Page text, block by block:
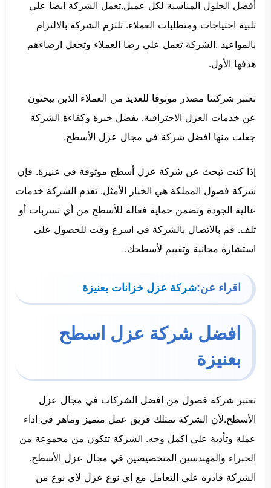
أفضل الحلول المناسبة لكل عميل.تعمل الشركة ايضا علي
تلبية احتياجات ومتطلبات العملاء. تلتزم الشركة بالالتزام
بالمواعيد .الشركة تعمل علي رضا العملاء وتجعل ارضاءهم
هدفها الأول.
تعتبر شركتنا مصدر موثوقا للعديد من العملاء الذين يبحثون
عن خدمات العزل الاحترافية. بفضل خبرة وكفاءة الشركة
جعلت منها افضل شركة في مجال عزل الأسطح.
إذا كنت تبحث عن شركة عزل أسطح موثوقة في عنيزة. فإن
شركة فصول المملكة هي الخيار الأمثل. تقدم الشركة خدمات
عالية الجودة وتضمن حماية فعالة للأسطح من أي تسربات أو
تلف. قم بالاتصال بالشركة في اسرع وقت للحصول على
استشارة مجانية وتقييم لأسطحك.
اقراء عن:شركة عزل خزانات بعنيزة
افضل شركة عزل اسطح
بعنيزة
تعتبر شركة فصول من افضل الشركات في مجال عزل
الأسطح.لأن الشركة تمتلك فريق عمل متميز وماهر في اداء
عملة وتأدية علي اكمل وجه. الشركة تتكون من مجموعة من
الخبراء والمهندسين المتخصيصين في مجال عزل الأسطح.
الشركة قادرة علي التعامل مع اي نوع عزل لأي نوع من